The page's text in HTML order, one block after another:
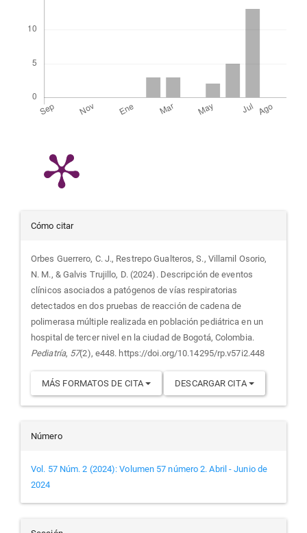
Detalles
del
artículo
Cómo citar
Orbes Guerrero, C. J., Restrepo Gualteros, S., Villamil Osorio,
N. M., & Galvis Trujillo, D. (2024). Descripción de eventos
clínicos asociados a patógenos de vías respiratorias
detectados en dos pruebas de reacción de cadena de
polimerasa múltiple realizada en población pediátrica en un
hospital de tercer nivel en la ciudad de Bogotá, Colombia.
Pediatría, 57(2), e448. https://doi.org/10.14295/rp.v57i2.448
MÁS FORMATOS DE CITA DESCARGAR CITA
Número
Vol. 57 Núm. 2 (2024): Volumen 57 número 2. Abril - Junio de
2024